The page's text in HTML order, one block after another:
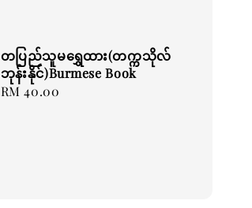
တပြည်သူမရွှေထား(တက္ကသိုလ်
ဘုန်းနိုင်)Burmese Book
Regular
RM 40.00